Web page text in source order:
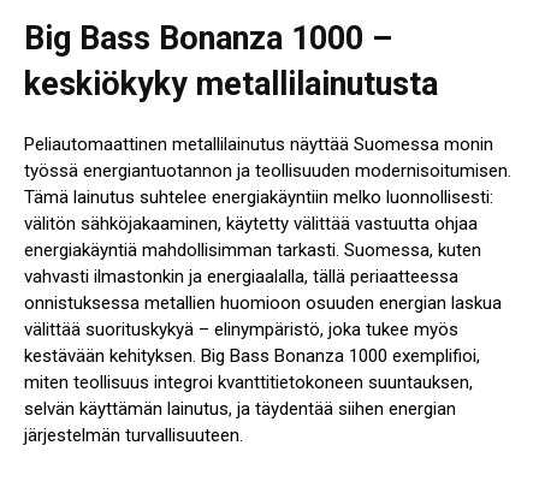
Big Bass Bonanza 1000 –
keskiökyky metallilainutusta
Peliautomaattinen metallilainutus näyttää Suomessa monin
työssä energiantuotannon ja teollisuuden modernisoitumisen.
Tämä lainutus suhtelee energiakäyntiin melko luonnollisesti:
välitön sähköjakaaminen, käytetty välittää vastuutta ohjaa
energiakäyntiä mahdollisimman tarkasti. Suomessa, kuten
vahvasti ilmastonkin ja energiaalalla, tällä periaatteessa
onnistuksessa metallien huomioon osuuden energian laskua
välittää suorituskykyä – elinympäristö, joka tukee myös
kestävään kehityksen. Big Bass Bonanza 1000 exemplifioi,
miten teollisuus integroi kvanttitietokoneen suuntauksen,
selvän käyttämän lainutus, ja täydentää siihen energian
järjestelmän turvallisuuteen.